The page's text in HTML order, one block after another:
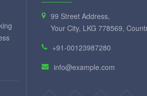
99 Street Address,
Your City, LKG 778569,
+91-00123987280
info@example.com